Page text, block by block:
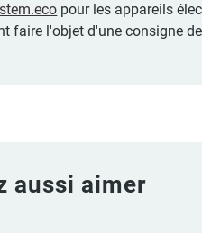
pour les appareils
faire l'objet d'une consigne
aussi aimer